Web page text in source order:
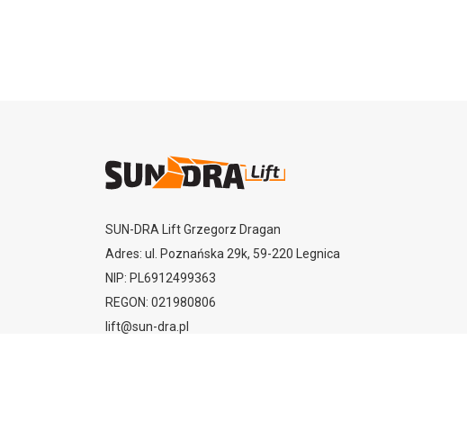
SUN-DRA Lift Grzegorz Dragan
Adres: ul. Poznańska 29k, 59-220 Legnica
NIP: PL6912499363
REGON: 021980806
lift@sun-dra.pl